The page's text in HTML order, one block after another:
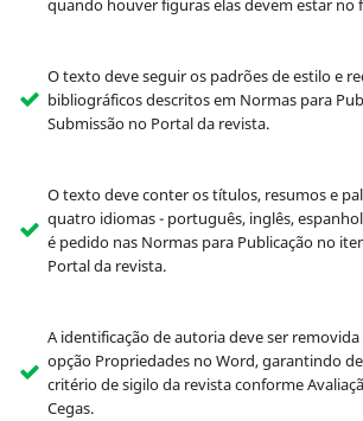
quando houver figuras elas devem estar no
O texto deve seguir os padrões de estilo e
bibliográficos descritos em Normas para
Submissão no Portal da revista.
O texto deve conter os títulos, resumos e
quatro idiomas - português, inglês,
é pedido nas Normas para Publicação no
Portal da revista.
A identificação de autoria deve ser
opção Propriedades no Word, garantindo
critério de sigilo da revista conforme
Cegas.